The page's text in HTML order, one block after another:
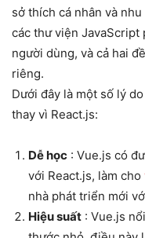
sở thích cá nhân và
các thư viện JavaScript
người dùng, và cả hai
riêng.
Dưới đây là một số lý
thay vì React.js:
Dễ học : Vue.js có
với React.js, làm cho
nhà phát triển mới
Hiệu suất : Vue.js